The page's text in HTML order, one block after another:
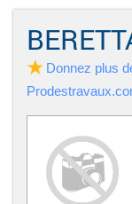
Donnez plus